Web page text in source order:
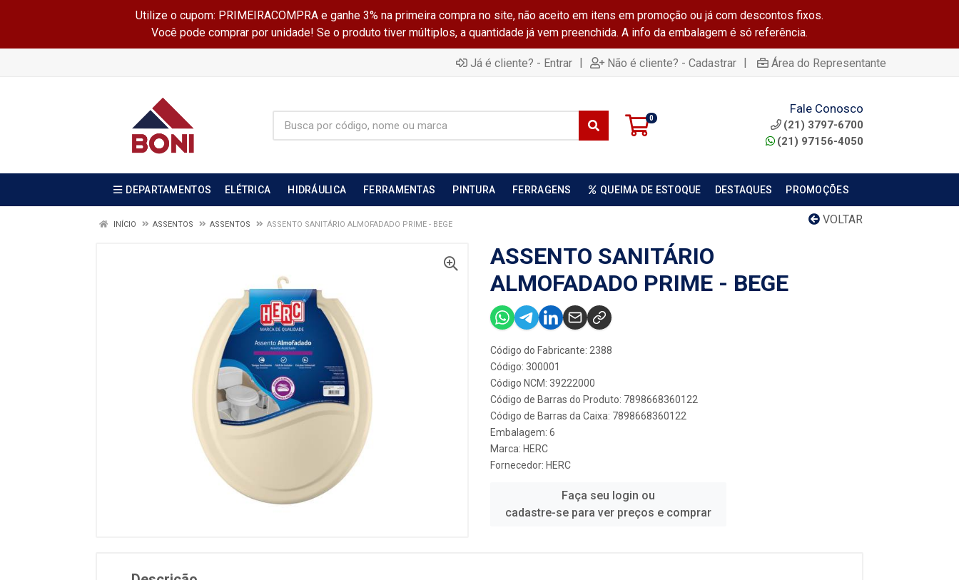
Utilize o cupom: PRIMEIRACOMPRA e ganhe 3% na primeira compra no site, não aceito em itens em promoção ou já com descontos fixos.
Você pode comprar por unidade! Se o produto tiver múltiplos, a quantidade já vem preenchida. A info da embalagem é só referência.
Já é cliente? - Entrar | Não é cliente? - Cadastrar | Área do Representante
0
Fale Conosco
(21) 3797-6700
(21) 97156-4050
DEPARTAMENTOS ELÉTRICA HIDRÁULICA FERRAMENTAS PINTURA FERRAGENS QUEIMA DE ESTOQUE DESTAQUES PROMOÇÕES
VOLTAR
INÍCIO ASSENTOS ASSENTOS ASSENTO SANITÁRIO ALMOFADADO PRIME - BEGE
ASSENTO SANITÁRIO
ALMOFADADO PRIME - BEGE
Código do Fabricante: 2388
Código: 300001
Código NCM: 39222000
Código de Barras do Produto: 7898668360122
Código de Barras da Caixa: 7898668360122
Embalagem: 6
Marca: HERC
Fornecedor: HERC
Faça seu login ou
cadastre-se para ver preços e comprar